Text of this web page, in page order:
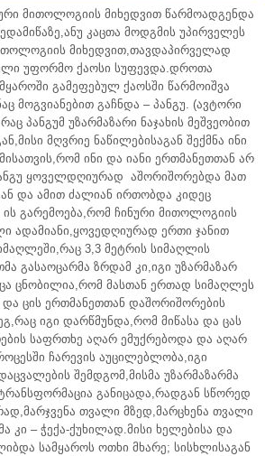
მითოლოგიის მიხედვით წარმოადგენდა
კაცთა მოდგმის უპირველეს
მიხედვით,თავდაპირველად
უფორმო ქაოსი სუფევდა.დროთა
გამეფებულ ქაოსში წარმოიშვა
მოგვიანებით გაჩნდა – პანგუ. (ავტორი
პანგუმ უზარმაზარი ნაჯახის მეშვეობით
მღვრიე ნაწილებისაგან შექმნა ინი
ინი და იანი ერთმანეთთან არ
ყოველდღიურად აშორიშორებდა მათ
და ამით ძალიან ირთობდა კიდეც
ის გარემოება,რომ ჩინური მითოლოგიის
ადამიანი,ყოვედღიურად ერთი ჯანით
3,3 მეტრის სიმაღლის
გასაოცარმა ზრდამ კი,იგი უზარმაზარ
ცნობილია,რომ მასთან ერთად სიმაღლეს
და ცის ერთმანეთთან დაშორიშორების
იგი დარწმუნდა,რომ მიწასა და ცას
საფრთხე აღარ ემუქრებოდა და აღარ
ჩარევის აუცილებლობა,იგი
შემდგომ,მისმა უზარმაზარმა
განიცადა,რადგან სწორედ
თვალი მზედ,მარცხენა თვალი
კი – ჭექა-ქუხილად.მისი ხელებისა და
სამყაროს ოთხი მხარე; სისხლისაგან